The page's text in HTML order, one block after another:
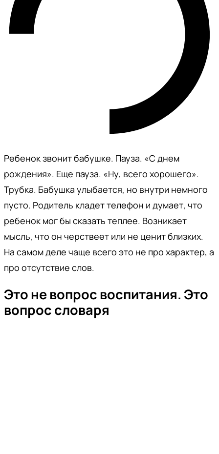
Ребенок звонит бабушке. Пауза. «С днем
рождения». Еще пауза. «Ну, всего хорошего».
Трубка. Бабушка улыбается, но внутри немного
пусто. Родитель кладет телефон и думает, что
ребенок мог бы сказать теплее. Возникает
мысль, что он черствеет или не ценит близких.
На самом деле чаще всего это не про характер, а
про отсутствие слов.
Это не вопрос воспитания. Это
вопрос словаря